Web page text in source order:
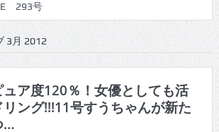
293号
292号
291号
290号
289号
3月 2012
ア度120％！女優としても活
ング!!!11号すうちゃんが新た
…